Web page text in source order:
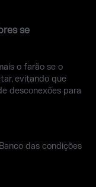
se
o farão se o
evitando que
desconexões para
das condições